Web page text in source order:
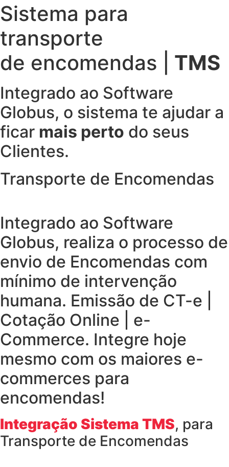
Sistema para
transporte
de encomendas |
TMS
Integrado ao Software
Globus, o sistema te ajudar a
ficar mais perto do seus
Clientes.
Transporte de Encomendas
Integrado ao Software
Globus, realiza o processo de
envio de Encomendas com
mínimo de intervenção
humana. Emissão de CT-e |
Cotação Online | e-
Commerce. Integre hoje
mesmo com os maiores e-
commerces para
encomendas!
Integração Sistema TMS, para
Transporte de Encomendas